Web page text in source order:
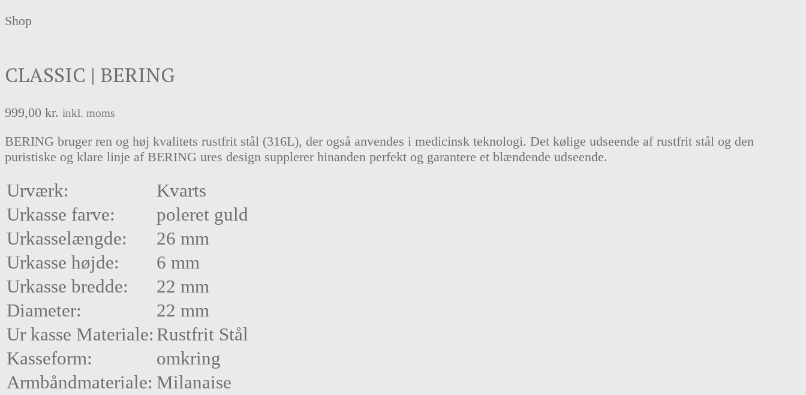
Shop
CLASSIC | BERING
999,00 kr. inkl. moms
BERING bruger ren og høj kvalitets rustfrit stål (316L), der også anvendes i medicinsk teknologi. Det kølige udseende af rustfrit stål og den
puristiske og klare linje af BERING ures design supplerer hinanden perfekt og garantere et blændende udseende.
Urværk:
Kvarts
Urkasse farve:
poleret guld
Urkasselængde:
26 mm
Urkasse højde:
6 mm
Urkasse bredde:
22 mm
Diameter:
22 mm
Ur kasse Materiale: Rustfrit Stål
Kasseform:
omkring
Armbåndmateriale: Milanaise